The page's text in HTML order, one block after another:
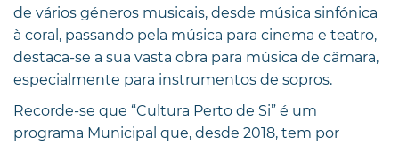
de vários géneros musicais, desde música sinfónica
à coral, passando pela música para cinema e teatro,
destaca-se a sua vasta obra para música de câmara,
especialmente para instrumentos de sopros.
Recorde-se que “Cultura Perto de Si” é um
programa Municipal que, desde 2018, tem por